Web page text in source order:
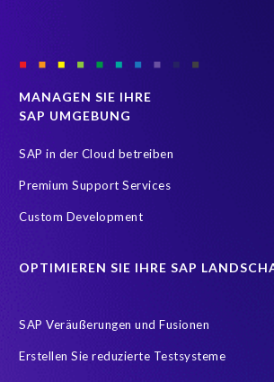
MANAGEN SIE IHRE
SAP UMGEBUNG
SAP in der Cloud betreiben
Premium Support Services
Custom Development
OPTIMIEREN SIE IHRE SAP
SAP Veräußerungen und Fusionen
Erstellen Sie reduzierte Testsysteme